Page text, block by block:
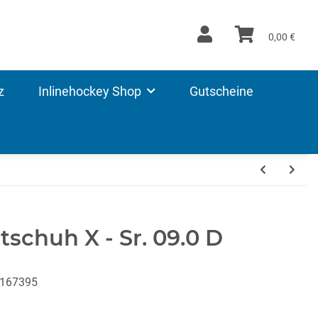
0,00 €
Inlinehockey Shop Gutscheine
X - Sr. 09.0 D